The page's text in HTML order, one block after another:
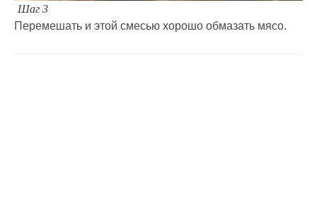
Шаг 3
Перемешать и этой смесью хорошо обмазать мясо.